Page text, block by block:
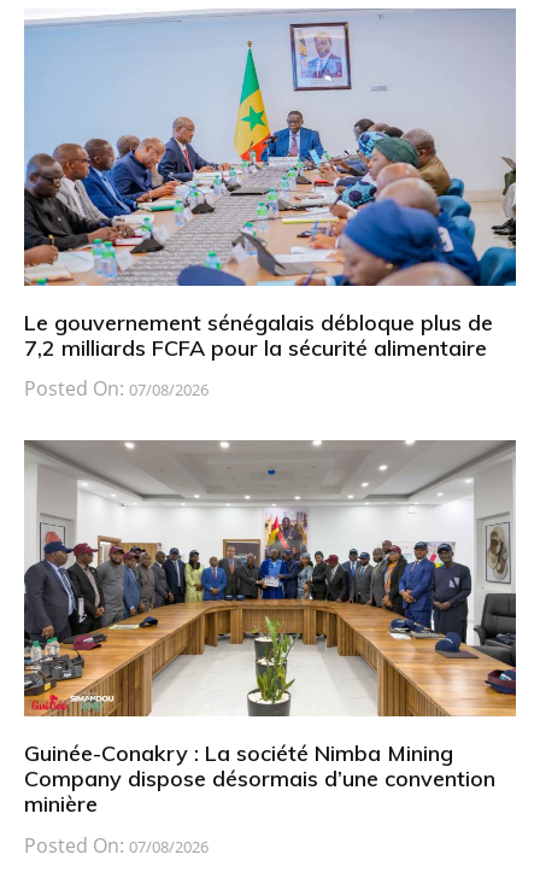
Le gouvernement sénégalais débloque plus de
7,2 milliards FCFA pour la sécurité alimentaire
Posted On: 07/08/2026
Guinée-Conakry : La société Nimba Mining
Company dispose désormais d’une convention
minière
Posted On: 07/08/2026